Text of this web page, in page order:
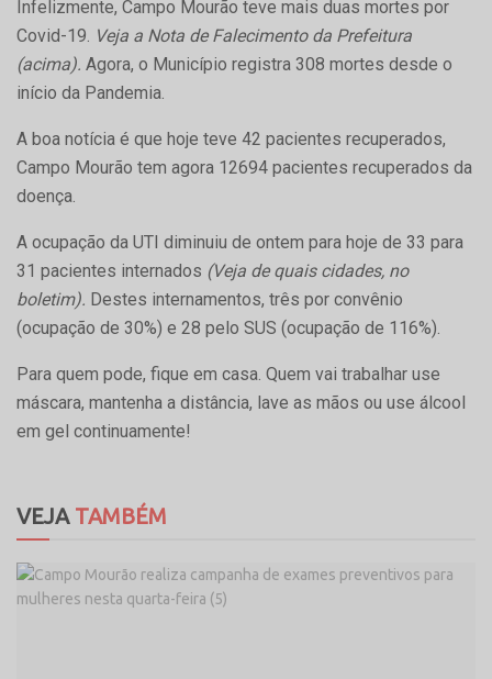
Infelizmente, Campo Mourão teve mais duas mortes por
Covid-19. Veja a Nota de Falecimento da Prefeitura
(acima). Agora, o Município registra 308 mortes desde o
início da Pandemia.
A boa notícia é que hoje teve 42 pacientes recuperados,
Campo Mourão tem agora 12694 pacientes recuperados da
doença.
A ocupação da UTI diminuiu de ontem para hoje de 33 para
31 pacientes internados (Veja de quais cidades, no
boletim). Destes internamentos, três por convênio
(ocupação de 30%) e 28 pelo SUS (ocupação de 116%).
Para quem pode, fique em casa. Quem vai trabalhar use
máscara, mantenha a distância, lave as mãos ou use álcool
em gel continuamente!
VEJATAMBÉM